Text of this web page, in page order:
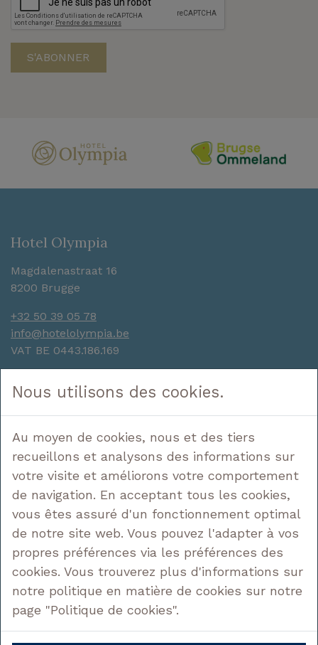
Hotel Olympia
Magdalenastraat 16
8200 Brugge
+32 50 39 05 78
info@hotelolympia.be
VAT BE 0443.186.169
Profiter
Découvrir
Offres
Contact
Nous suivre
Mentions légales
Nous utilisons des cookies.
Au moyen de cookies, nous et des tiers
recueillons et analysons des informations sur
votre visite et améliorons votre comportement
de navigation. En acceptant tous les cookies,
vous êtes assuré d'un fonctionnement optimal
de notre site web. Vous pouvez l'adapter à vos
propres préférences via les préférences des
cookies. Vous trouverez plus d'informations sur
notre politique en matière de cookies sur notre
page "Politique de cookies".